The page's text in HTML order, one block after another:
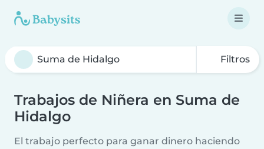
Filtros
Trabajos de Niñera en Suma de
Hidalgo
El trabajo perfecto para ganar dinero haciendo